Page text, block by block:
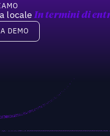
locale In termini di
DEMO